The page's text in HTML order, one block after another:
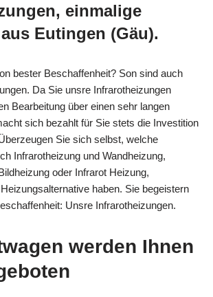
einmalige
Eutingen (Gäu).
bester Beschaffenheit? Son sind auch
Da Sie unsre Infrarotheizungen
Bearbeitung über einen sehr langen
sich bezahlt für Sie stets die Investition
Sie sich selbst, welche
Infrarotheizung und Wandheizung,
oder Infrarot Heizung,
haben. Sie begeistern
Unsre Infrarotheizungen.
werden Ihnen